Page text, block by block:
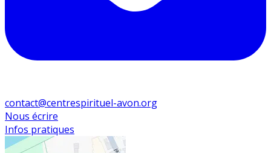
contact@centrespirituel-avon.org
Nous écrire
Infos pratiques